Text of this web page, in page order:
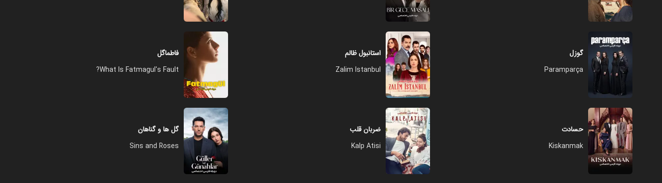
گوزل
Paramparça
استانبول ظالم
Zalim Istanbul
فاطماگل
What Is Fatmagul's Fault?
حسادت
Kiskanmak
ضربان قلب
Kalp Atisi
گل ها و گناهان
Sins and Roses